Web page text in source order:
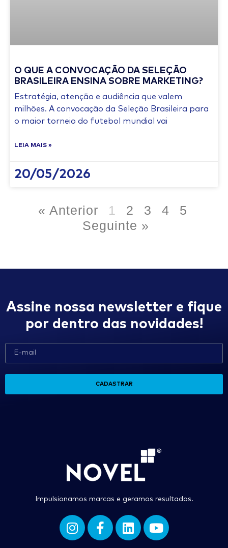
O QUE A CONVOCAÇÃO DA SELEÇÃO
BRASILEIRA ENSINA SOBRE MARKETING?
Estratégia, atenção e audiência que valem
milhões. A convocação da Seleção Brasileira para
o maior torneio do futebol mundial vai
LEIA MAIS »
20/05/2026
« Anterior 1 2 3 4
5
Seguinte »
Assine nossa newsletter e fique
por dentro das novidades!
CADASTRAR
Impulsionamos marcas e geramos resultados.